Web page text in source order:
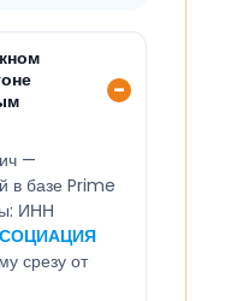
—
в базе Prime
ИНН
срезу от